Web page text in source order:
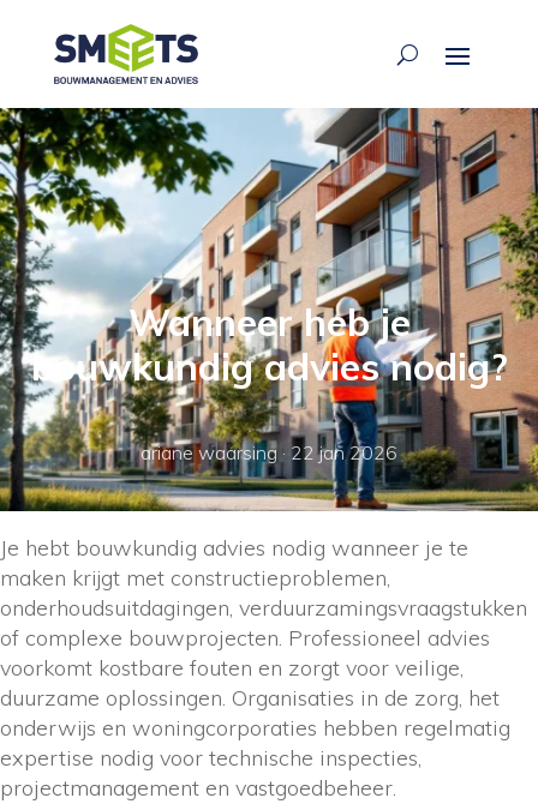
Wanneer heb je
bouwkundig advies nodig?
ariane waarsing · 22 jan 2026
Je hebt bouwkundig advies nodig wanneer je te
maken krijgt met constructieproblemen,
onderhoudsuitdagingen, verduurzamingsvraagstukken
of complexe bouwprojecten. Professioneel advies
voorkomt kostbare fouten en zorgt voor veilige,
duurzame oplossingen. Organisaties in de zorg, het
onderwijs en woningcorporaties hebben regelmatig
expertise nodig voor technische inspecties,
projectmanagement en vastgoedbeheer.